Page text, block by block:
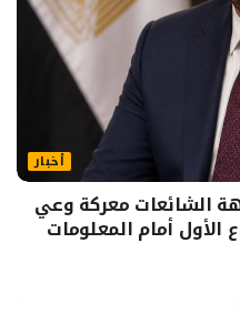
أخبار
الشائعات معركة وعي
أمام المعلومات